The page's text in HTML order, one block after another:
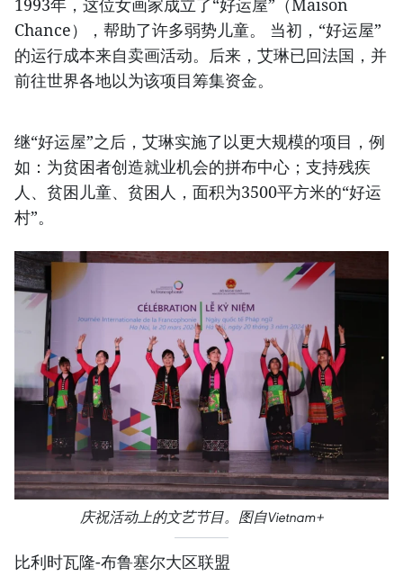
Chance），帮助了许多弱势儿童。 当初，“好运屋”
的运行成本来自卖画活动。后来，艾琳已回法国，并
前往世界各地以为该项目筹集资金。
继“好运屋”之后，艾琳实施了以更大规模的项目，例
如：为贫困者创造就业机会的拼布中心；支持残疾
人、贫困儿童、贫困人，面积为3500平方米的“好运
村”。
庆祝活动上的文艺节目。图自Vietnam+
比利时瓦隆-布鲁塞尔大区联盟